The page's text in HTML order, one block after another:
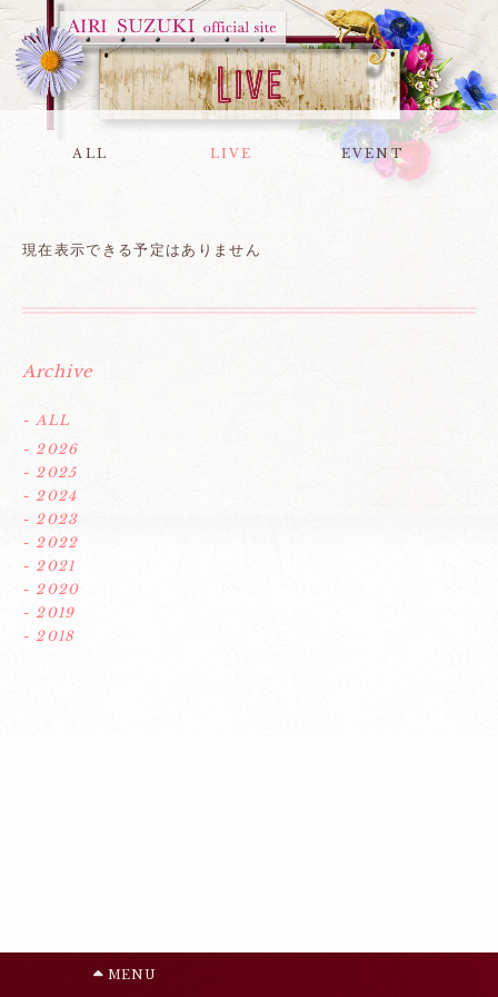
ALL LIVE EVENT
現在表示できる予定はありません
Archive
- ALL
- 2026
- 2025
- 2024
- 2023
- 2022
- 2021
- 2020
- 2019
- 2018
MENU